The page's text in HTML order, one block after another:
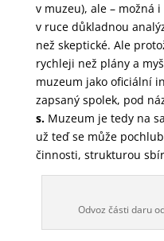
v muzeu), ale – možná
v ruce důkladnou
než skeptické. Ale
rychleji než plány a
muzeum jako oficiální
zapsaný spolek, pod
s.Muzeum je tedy na
už teď se může
činnosti, strukturou
Odvoz části daru